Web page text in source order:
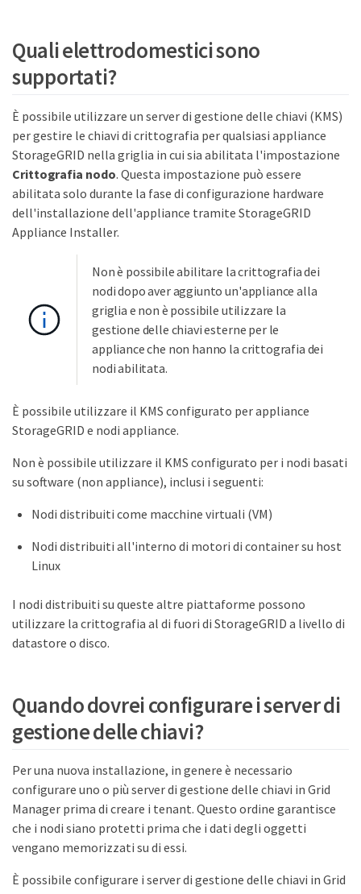
Quali elettrodomestici sono
supportati?
È possibile utilizzare un server di gestione delle chiavi (KMS)
per gestire le chiavi di crittografia per qualsiasi appliance
StorageGRID nella griglia in cui sia abilitata l'impostazione
Crittografia nodo. Questa impostazione può essere
abilitata solo durante la fase di configurazione hardware
dell'installazione dell'appliance tramite StorageGRID
Appliance Installer.
Non è possibile abilitare la crittografia dei
nodi dopo aver aggiunto un'appliance alla
griglia e non è possibile utilizzare la
gestione delle chiavi esterne per le
appliance che non hanno la crittografia dei
nodi abilitata.
È possibile utilizzare il KMS configurato per appliance
StorageGRID e nodi appliance.
Non è possibile utilizzare il KMS configurato per i nodi basati
su software (non appliance), inclusi i seguenti:
Nodi distribuiti come macchine virtuali (VM)
Nodi distribuiti all'interno di motori di container su host
Linux
I nodi distribuiti su queste altre piattaforme possono
utilizzare la crittografia al di fuori di StorageGRID a livello di
datastore o disco.
Quando dovrei configurare i server di
gestione delle chiavi?
Per una nuova installazione, in genere è necessario
configurare uno o più server di gestione delle chiavi in Grid
Manager prima di creare i tenant. Questo ordine garantisce
che i nodi siano protetti prima che i dati degli oggetti
vengano memorizzati su di essi.
È possibile configurare i server di gestione delle chiavi in Grid